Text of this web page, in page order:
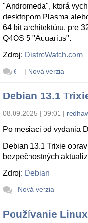
"Andromeda", ktorá
desktopom Plasma
64 bit architektúru, pre
Q4OS 5 "Aquarius".
Zdroj: DistroWatch.com
6 | Nová verzia
Debian 13.1
08.09.2025 | 09:01 |
Po mesiaci od vydania
Debian 13.1 Trixie
bezpečnostných
Zdroj: Debian
| Nová verzia
Používanie